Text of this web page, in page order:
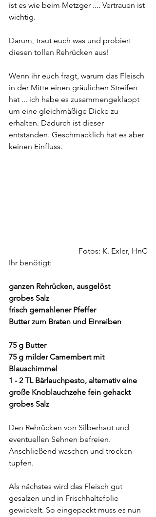
ist es wie beim Metzger .... Vertrauen ist
wichtig.
Darum, traut euch was und probiert
diesen tollen Rehrücken aus!
Wenn ihr euch fragt, warum das Fleisch
in der Mitte einen gräulichen Streifen
hat ... ich habe es zusammengeklappt
um eine gleichmäßige Dicke zu
erhalten. Dadurch ist dieser
entstanden. Geschmacklich hat es aber
keinen Einfluss.
Fotos: K. Exler, HnC
Ihr benötigt:
ganzen Rehrücken, ausgelöst
grobes Salz
frisch gemahlener Pfeffer
Butter zum Braten und Einreiben
75 g Butter
75 g milder Camembert mit
Blauschimmel
1 - 2 TL Bärlauchpesto, alternativ eine
große Knoblauchzehe fein gehackt
grobes Salz
Den Rehrücken von Silberhaut und
eventuellen Sehnen befreien.
Anschließend waschen und trocken
tupfen.
Als nächstes wird das Fleisch gut
gesalzen und in Frischhaltefolie
gewickelt. So eingepackt muss es nun